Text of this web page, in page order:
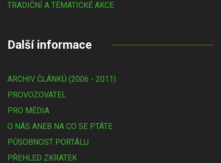
TRADIČNÍ A TÉMATICKÉ AKCE
Další informace
ARCHIV ČLÁNKŮ (2006 - 2011)
PROVOZOVATEL
PRO MÉDIA
O NÁS ANEB NA CO SE PTÁTE
PŮSOBNOST PORTÁLU
PŘEHLED ZKRATEK